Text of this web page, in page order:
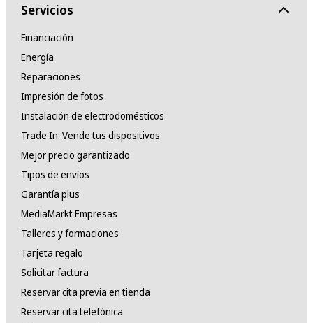
Servicios
Financiación
Energía
Reparaciones
Impresión de fotos
Instalación de electrodomésticos
Trade In: Vende tus dispositivos
Mejor precio garantizado
Tipos de envíos
Garantía plus
MediaMarkt Empresas
Talleres y formaciones
Tarjeta regalo
Solicitar factura
Reservar cita previa en tienda
Reservar cita telefónica